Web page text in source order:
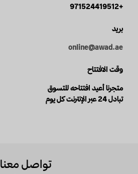
+971524419512
بريد
online@awad.ae
وقت الافتتاح
متجرنا أعيد افتتاحه للتسوق
تبادل 24 عبر الإنترنت كل يوم
تواصل معنا